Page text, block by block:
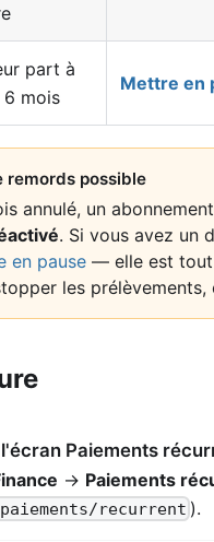
part à
mois
Mettre en
remords possible
annulé, un abonnement
. Si vous avez un
en pause — elle est
les prélèvements,
Paiements
→ Paiements
recurrent ).